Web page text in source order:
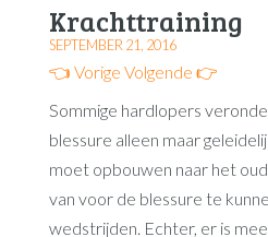
Krachttraining
SEPTEMBER 21, 2016
👈 Vorige Volgende 👉
Sommige hardlopers
blessure alleen maar
moet opbouwen naar het
van voor de blessure te
wedstrijden. Echter, er is